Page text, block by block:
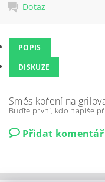
Dotaz
POPIS
DISKUZE
Směs koření na
Buďte první, kdo napíše
Přidat komentář